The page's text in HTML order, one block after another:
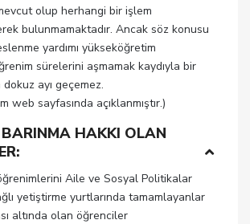
olup herhangi bir işlem
bulunmamaktadır. Ancak söz konusu
yardımı yükseköğretim
sürelerini aşmamak kaydıyla bir
dokuz ayı geçemez.
web sayfasında açıklanmıştır.)
BARINMA HAKKI OLAN
Aile ve Sosyal Politikalar
yetiştirme yurtlarında tamamlayanlar
altında olan öğrenciler